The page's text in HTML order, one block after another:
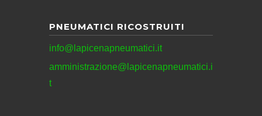
PNEUMATICI RICOSTRUITI
info@lapicenapneumatici.it
amministrazione@lapicenapneumatici.i
t